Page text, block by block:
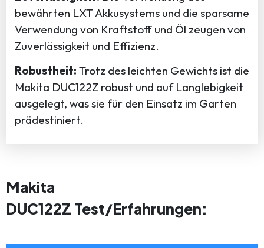
bewährten LXT Akkusystems und die sparsame
Verwendung von Kraftstoff und Öl zeugen von
Zuverlässigkeit und Effizienz.
Robustheit: Trotz des leichten Gewichts ist die
Makita DUC122Z robust und auf Langlebigkeit
ausgelegt, was sie für den Einsatz im Garten
prädestiniert.
Makita
DUC122Z Test/Erfahrungen: